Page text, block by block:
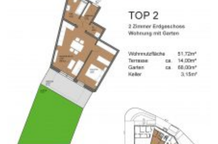
Wir schaffen Lebensräume, die die Außenwelt mit der
Innenwelt verbinden. Das Persönliche steht stets im
Newsletter
Impressum
Datenschutzerklärung – WeiserLeben